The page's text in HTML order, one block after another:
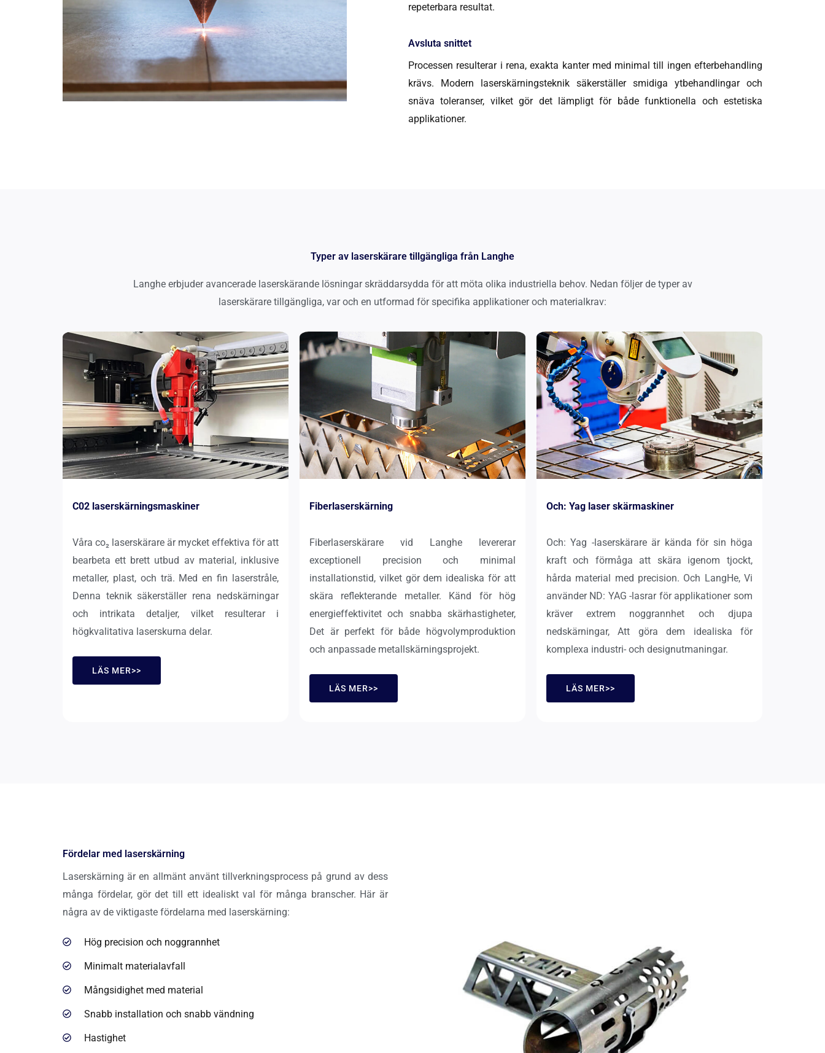
repeterbara resultat.
Avsluta snittet
Processen resulterar i rena, exakta kanter med minimal till ingen efterbehandling
krävs. Modern laserskärningsteknik säkerställer smidiga ytbehandlingar och
snäva toleranser, vilket gör det lämpligt för både funktionella och estetiska
applikationer.
Typer av laserskärare tillgängliga från Langhe
Langhe erbjuder avancerade laserskärande lösningar skräddarsydda för att möta olika industriella behov. Nedan följer de typer av
laserskärare tillgängliga, var och en utformad för specifika applikationer och materialkrav:
C02 laserskärningsmaskiner
Våra co₂ laserskärare är mycket effektiva för att
bearbeta ett brett utbud av material, inklusive
metaller, plast, och trä. Med en fin laserstråle,
Denna teknik säkerställer rena nedskärningar
och intrikata detaljer, vilket resulterar i
högkvalitativa laserskurna delar.
LÄS MER>>
Fiberlaserskärning
Fiberlaserskärare vid Langhe levererar
exceptionell precision och minimal
installationstid, vilket gör dem idealiska för att
skära reflekterande metaller. Känd för hög
energieffektivitet och snabba skärhastigheter,
Det är perfekt för både högvolymproduktion
och anpassade metallskärningsprojekt.
LÄS MER>>
Och: Yag laser skärmaskiner
Och: Yag -laserskärare är kända för sin höga
kraft och förmåga att skära igenom tjockt,
hårda material med precision. Och LangHe, Vi
använder ND: YAG -lasrar för applikationer som
kräver extrem noggrannhet och djupa
nedskärningar, Att göra dem idealiska för
komplexa industri- och designutmaningar.
LÄS MER>>
Fördelar med laserskärning
Laserskärning är en allmänt använt tillverkningsprocess på grund av dess
många fördelar, gör det till ett idealiskt val för många branscher. Här är
några av de viktigaste fördelarna med laserskärning:
Hög precision och noggrannhet
Minimalt materialavfall
Mångsidighet med material
Snabb installation och snabb vändning
Hastighet